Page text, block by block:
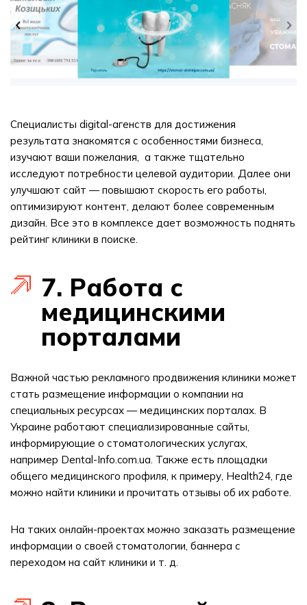
Специалисты digital-агенств для достижения
результата знакомятся с особенностями бизнеса,
изучают ваши пожелания, а также тщательно
исследуют потребности целевой аудитории. Далее они
улучшают сайт — повышают скорость его работы,
оптимизируют контент, делают более современным
дизайн. Все это в комплексе дает возможность поднять
рейтинг клиники в поиске.
7. Работа с
медицинскими
порталами
Важной частью рекламного продвижения клиники может
стать размещение информации о компании на
специальных ресурсах — медицинских порталах. В
Украине работают специализированные сайты,
информирующие о стоматологических услугах,
например Dental-Info.com.ua. Также есть площадки
общего медицинского профиля, к примеру, Health24, где
можно найти клиники и прочитать отзывы об их работе.
На таких онлайн-проектах можно заказать размещение
информации о своей стоматологии, баннера с
переходом на сайт клиники и т. д.